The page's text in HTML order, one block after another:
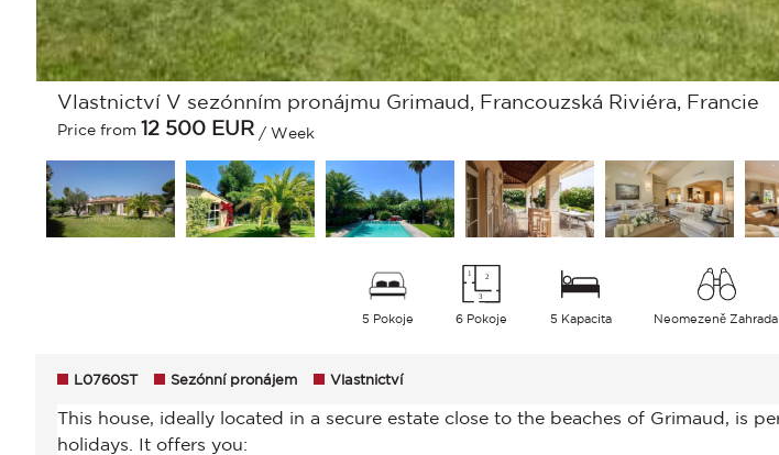
Vlastnictví V sezónním pronájmu Grimaud, Francouzská Riviéra, Francie
Price from 12 500 EUR / Week
5 Pokoje 6 Pokoje 5 Kapacita Neomezeně Zahrada
L0760ST Sezónní pronájem Vlastnictví